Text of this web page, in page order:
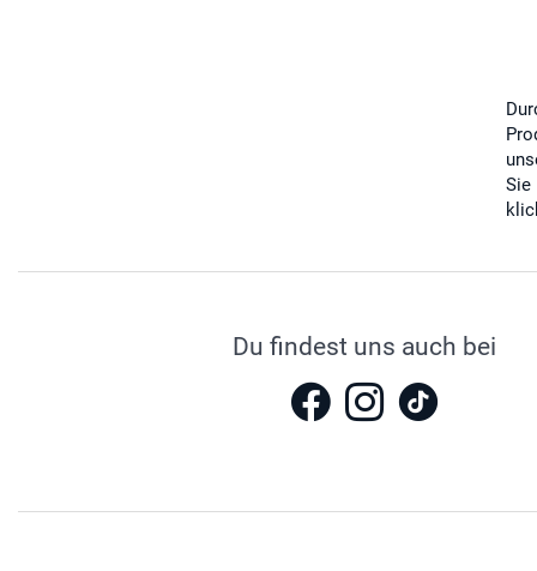
Sie
Du findest uns auch bei